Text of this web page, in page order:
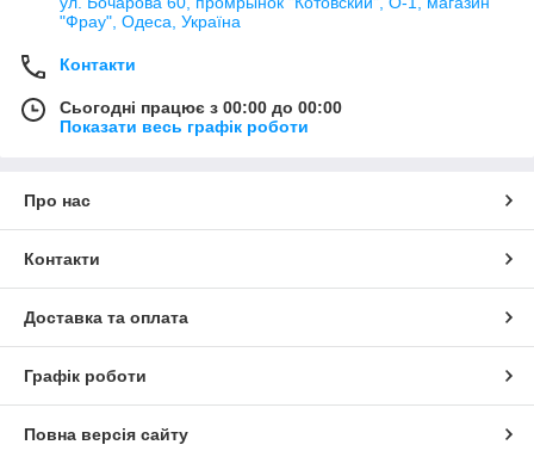
"Фрау", Одеса, Україна
Контакти
Сьогодні працює з 00:00 до 00:00
Показати весь графік роботи
Про нас
Контакти
Доставка та оплата
Графік роботи
Повна версія сайту